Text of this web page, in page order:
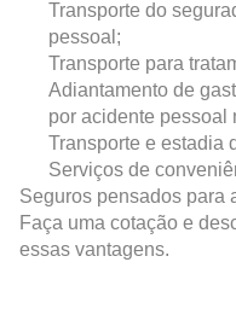
Transporte do
pessoal;
Transporte para
Adiantamento de
por acidente pessoal
Transporte e estadia
Serviços de
Seguros pensados para
Faça uma cotação e
essas vantagens.